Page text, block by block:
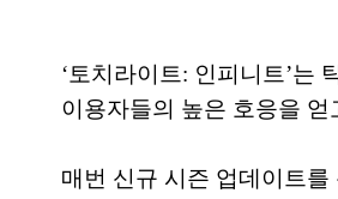
‘토치라이트: 인피니트’는
이용자들의 높은 호응을
매번 신규 시즌 업데이트